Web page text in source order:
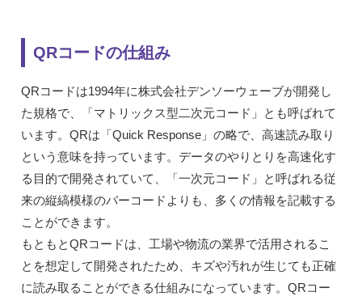
QRコードの仕組み
QRコードは1994年に株式会社デンソーウェーブが開発し
た規格で、「マトリックス型二次元コード」とも呼ばれて
います。QRは「Quick Response」の略で、高速読み取り
という意味を持っています。データのやりとりを高速化す
る目的で開発されていて、「一次元コード」と呼ばれる従
来の縦縞模様のバーコードよりも、多くの情報を記載する
ことができます。
もともとQRコードは、工場や物流の業界で活用されるこ
とを想定して開発されたため、キズや汚れが生じても正確
に読み取ることができる仕組みになっています。QRコー